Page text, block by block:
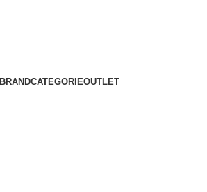
BRANDCATEGORIEOUTLET